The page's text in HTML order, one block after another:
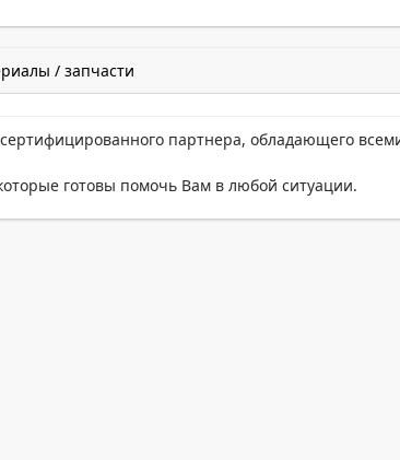
/ запчасти
партнера, обладающего
готовы помочь Вам в любой ситуации.